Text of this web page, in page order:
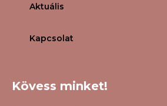
Aktuális
Kapcsolat
Kövess minket!